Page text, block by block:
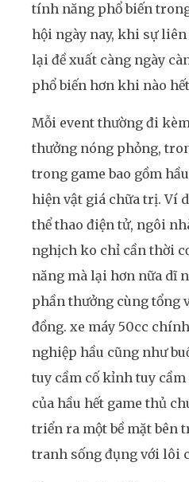
tính năng phổ biến
hội ngày nay, khi sự
lại đề xuất càng ngày
phổ biến hơn khi nào
Mỗi event thường đi
thưởng nóng phỏng,
trong game bao gồm
hiện vật giá chữa trị. Ví
thể thao điện tử, ngôi
nghịch ko chỉ cần thời
năng mà lại hơn nữa dĩ
phần thưởng cùng tổng
đồng. xe máy 50cc
nghiệp hầu cũng như
tuy cầm cố kỉnh tuy
của hầu hết game thủ
triển ra một bề mặt bên
tranh sống đụng với lôi